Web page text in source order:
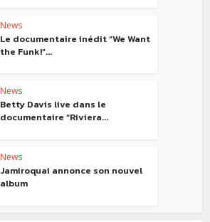
News
Le documentaire inédit “We Want
the Funk!”...
News
Betty Davis live dans le
documentaire “Riviera...
News
Jamiroquai annonce son nouvel
album